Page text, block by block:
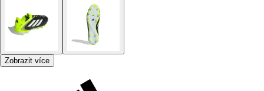
Zobrazit více